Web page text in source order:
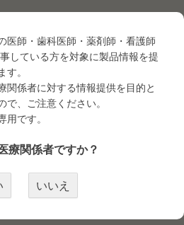
＞
医師・歯科医師・薬剤師・看護師
している方を対象に製品情報を提
。
関係者に対する情報提供を目的と
で、ご注意ください。
です。
療関係者ですか？
いいえ